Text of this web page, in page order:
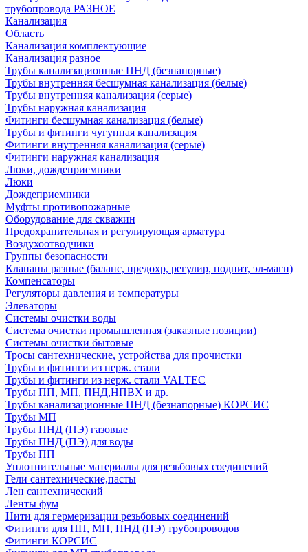
трубопровода РАЗНОЕ
Канализация
Область
Канализация комплектующие
Канализация разное
Трубы канализационные ПНД (безнапорные)
Трубы внутренняя бесшумная канализация (белые)
Трубы внутренняя канализация (серые)
Трубы наружная канализация
Фитинги бесшумная канализация (белые)
Трубы и фитинги чугунная канализация
Фитинги внутренняя канализация (серые)
Фитинги наружная канализация
Люки, дождеприемники
Люки
Дождеприемники
Муфты противопожарные
Оборудование для скважин
Предохранительная и регулирующая арматура
Воздухоотводчики
Группы безопасности
Клапаны разные (баланс, предохр, регулир, подпит, эл-магн)
Компенсаторы
Регуляторы давления и температуры
Элеваторы
Системы очистки воды
Система очистки промышленная (заказные позиции)
Системы очистки бытовые
Тросы сантехнические, устройства для прочистки
Трубы и фитинги из нерж. стали
Трубы и фитинги из нерж. стали VALTEC
Трубы ПП, МП, ПНД,НПВХ и др.
Трубы канализационные ПНД (безнапорные) КОРСИС
Трубы МП
Трубы ПНД (ПЭ) газовые
Трубы ПНД (ПЭ) для воды
Трубы ПП
Уплотнительные материалы для резьбовых соединений
Гели сантехнические,пасты
Лен сантехнический
Ленты фум
Нити для гермеризации резьбовых соединений
Фитинги для ПП, МП, ПНД (ПЭ) трубопроводов
Фитинги КОРСИС